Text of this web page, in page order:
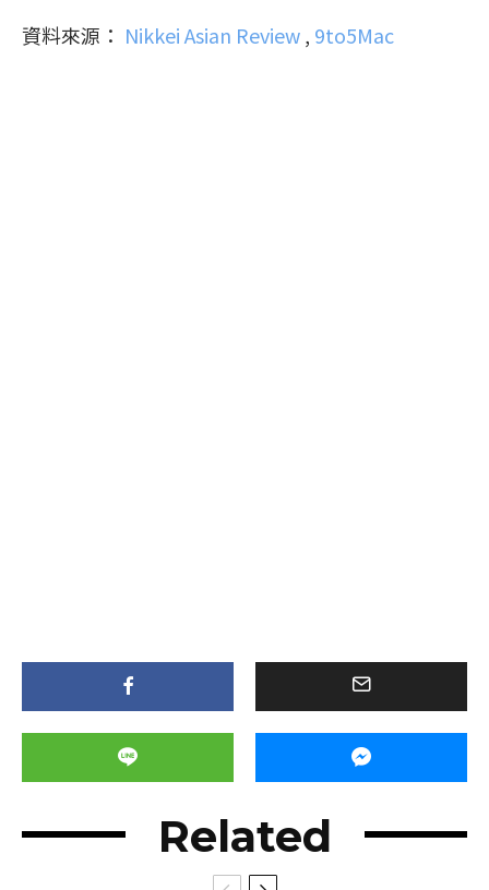
資料來源： Nikkei Asian Review, 9to5Mac
Related